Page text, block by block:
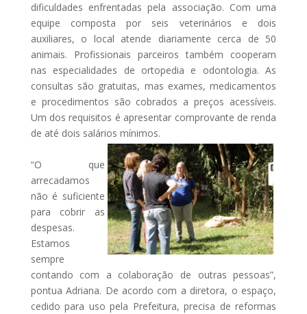
dificuldades enfrentadas pela associação. Com uma
equipe composta por seis veterinários e dois
auxiliares, o local atende diariamente cerca de 50
animais. Profissionais parceiros também cooperam
nas especialidades de ortopedia e odontologia. As
consultas são gratuitas, mas exames, medicamentos
e procedimentos são cobrados a preços acessíveis.
Um dos requisitos é apresentar comprovante de renda
de até dois salários mínimos.
“O que
arrecadamos
não é suficiente
para cobrir as
despesas.
Estamos
sempre
contando com a colaboração de outras pessoas”,
pontua Adriana. De acordo com a diretora, o espaço,
cedido para uso pela Prefeitura, precisa de reformas